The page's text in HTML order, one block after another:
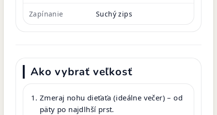
Zapínanie Suchý zips
Ako vybrať veľkosť
Zmeraj nohu dieťaťa (ideálne večer) – od
päty po najdlhší prst.